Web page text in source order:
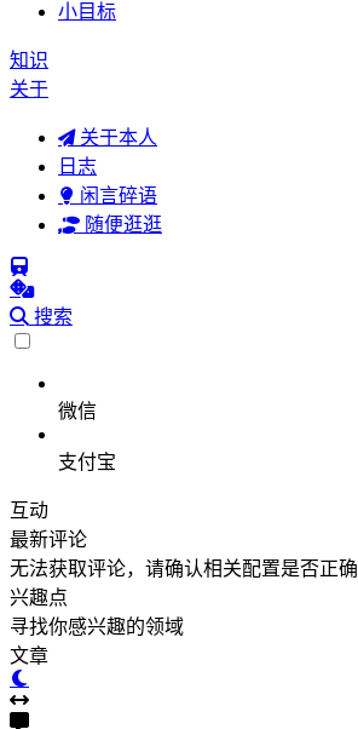
小目标
知识
关于
关于本人
日志
闲言碎语
随便逛逛
搜索
微信
支付宝
互动
最新评论
无法获取评论，请确认相关配置是否正确
兴趣点
寻找你感兴趣的领域
文章